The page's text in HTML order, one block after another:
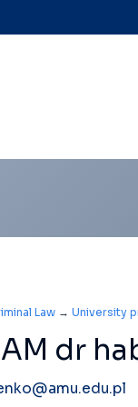
Law → University
dr